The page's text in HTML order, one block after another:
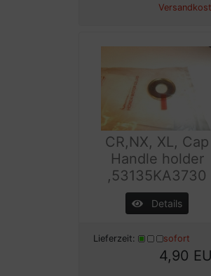
CR,NX, XL, Cap
Handle holder
,53135KA3730
Details
Lieferzeit: sofort
4,90